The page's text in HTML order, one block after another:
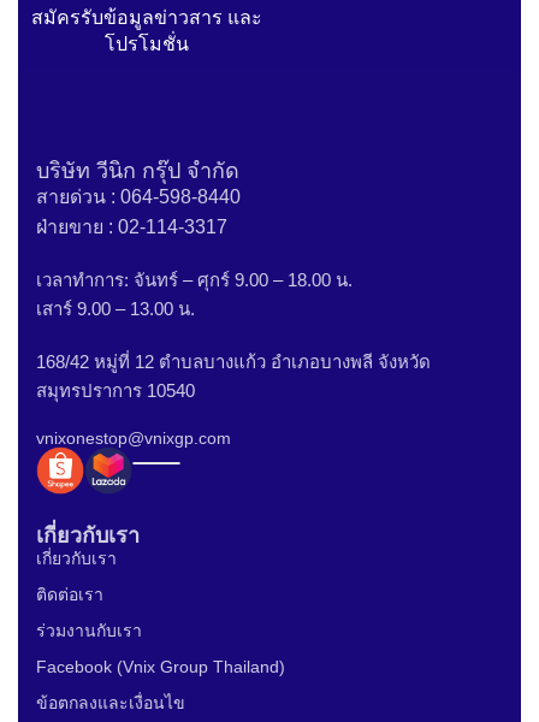
สมัครรับข้อมูลข่าวสาร และ
โปรโมชั่น
บริษัท วีนิก กรุ๊ป จำกัด
สายด่วน : 064-598-8440
ฝ่ายขาย : 02-114-3317
เวลาทำการ: จันทร์ – ศุกร์ 9.00 – 18.00 น.
เสาร์ 9.00 – 13.00 น.
168/42 หมู่ที่ 12 ตำบลบางแก้ว อำเภอบางพลี จังหวัด
สมุทรปราการ 10540
vnixonestop@vnixgp.com
เกี่ยวกับเรา
เกี่ยวกับเรา
ติดต่อเรา
ร่วมงานกับเรา
Facebook (Vnix Group Thailand)
ข้อตกลงและเงื่อนไข